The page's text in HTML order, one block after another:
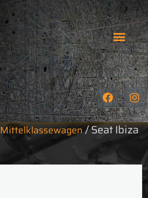
Mittelklassewagen/ Seat Ibiza